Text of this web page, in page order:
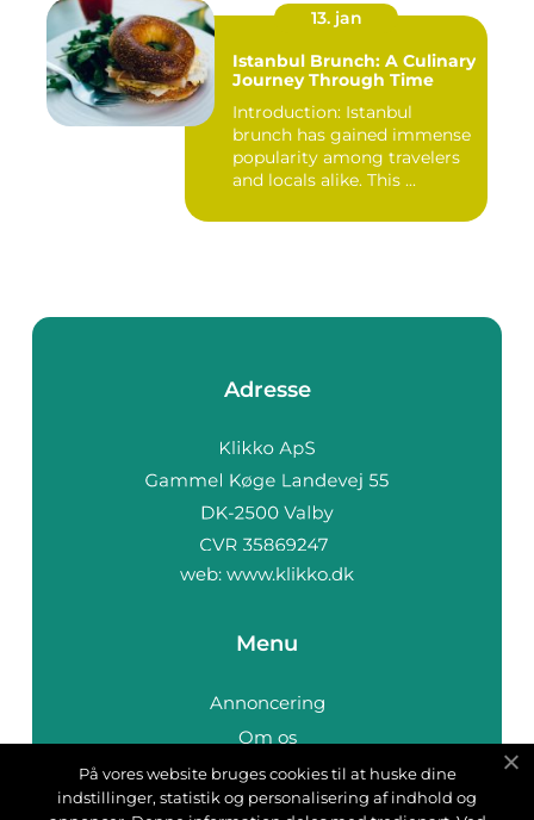
13. jan
Istanbul Brunch: A Culinary
Journey Through Time
Introduction: Istanbul
brunch has gained immense
popularity among travelers
and locals alike. This ...
Adresse
web: www.klikko.dk
Menu
Annoncering
Om os
Cookies
Kontakt os
På vores website bruges cookies til at huske dine
indstillinger, statistik og personalisering af indhold og